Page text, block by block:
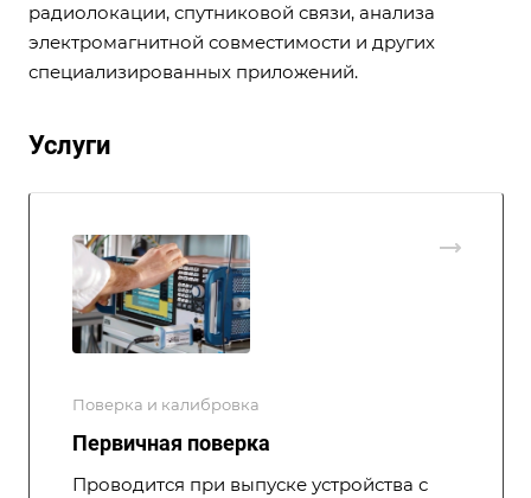
радиолокации, спутниковой связи, анализа
электромагнитной совместимости и других
специализированных приложений.
Услуги
Поверка и калибровка
Первичная поверка
Проводится при выпуске устройства с